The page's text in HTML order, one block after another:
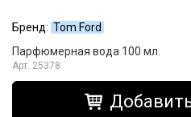
Бренд: Tom Ford
Парфюмерная вода 100 мл.
25378